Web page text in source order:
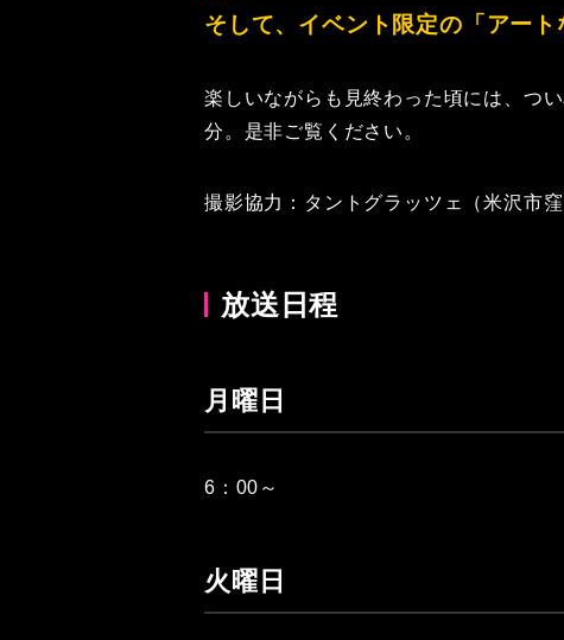
そして、イベント限定の「アー
楽しいながらも見終わった頃には、つ
分。是非ご覧ください。
撮影協力：タントグラッツェ（米沢市窪
放送日程
月曜日
6：00～
火曜日